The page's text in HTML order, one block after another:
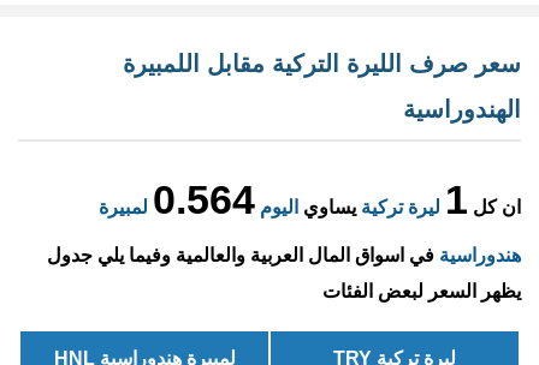
سعر صرف الليرة التركية مقابل اللمبيرة
الهندوراسية
ان كل 1 ليرة تركية يساوي اليوم 0.564 لمبيرة
هندوراسية في اسواق المال العربية والعالمية وفيما يلي جدول
يظهر السعر لبعض الفئات
ليرة تركية TRY لمبيرة هندوراسية HNL